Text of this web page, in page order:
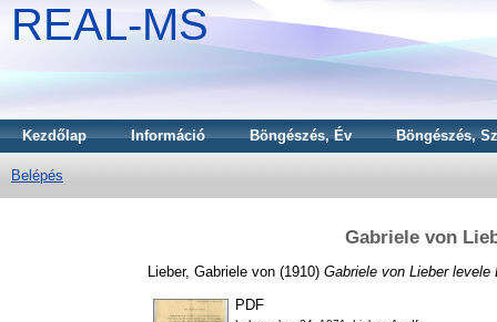
REAL-MS
Kezdőlap Információ Böngészés, Év Böngészés,
Belépés
Gabriele von
Lieber, Gabriele von (1910) Gabriele von Lieber
PDF